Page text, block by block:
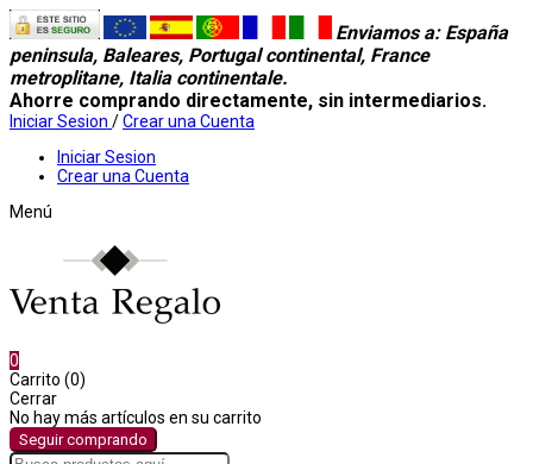
Enviamos a: España
peninsula, Baleares, Portugal continental, France
metroplitane, Italia continentale.
Ahorre comprando directamente, sin intermediarios.
Iniciar Sesion /Crear una Cuenta
Iniciar Sesion
Crear una Cuenta
Menú
0
Carrito (0)
Cerrar
No hay más artículos en su carrito
Seguir comprando